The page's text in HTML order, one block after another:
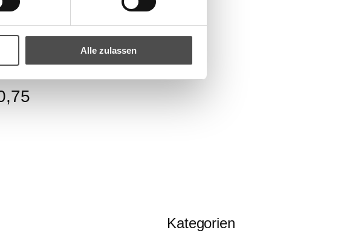
Alle zulassen
DOCge|schenk|box S
Kategorien